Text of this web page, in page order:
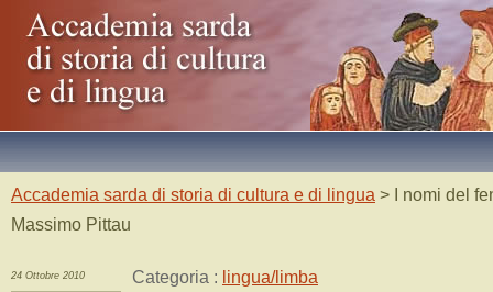
Accademia sarda di storia di cultura e di lingua > I nomi del
Massimo Pittau
24 Ottobre 2010 Categoria : lingua/limba